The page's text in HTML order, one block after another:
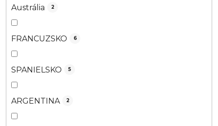
Austrália 2
FRANCUZSKO 6
SPANIELSKO 5
ARGENTINA 2